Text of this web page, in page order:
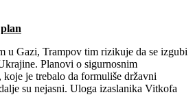
u Gazi, Trampov tim rizikuje da se izgubi
Planovi o sigurnosnim
je trebalo da formuliše državni
su nejasni. Uloga izaslanika Vitkofa